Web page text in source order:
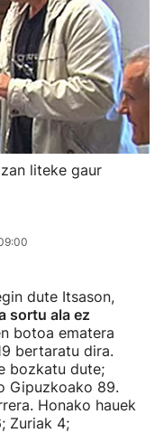
liteke gaur
dute Itsason,
sortu ala ez
botoa ematera
bertaratu dira.
bozkatu dute;
Gipuzkoako 89.
Honako hauek
Zuriak 4;